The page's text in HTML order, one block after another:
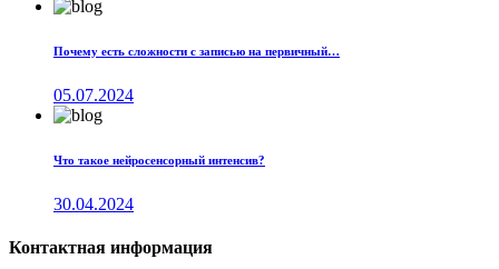
Почему есть сложности с записью на первичный…
05.07.2024
Что такое нейросенсорный интенсив?
30.04.2024
Контактная информация